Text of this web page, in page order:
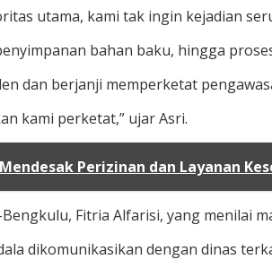
utama, kami tak ingin kejadian
bahan baku, hingga
dan berjanji memperketat
kami perketat,” ujar Asri.
Perizinan dan Layanan
Fitria Alfarisi, yang menilai
dikomunikasikan dengan dinas